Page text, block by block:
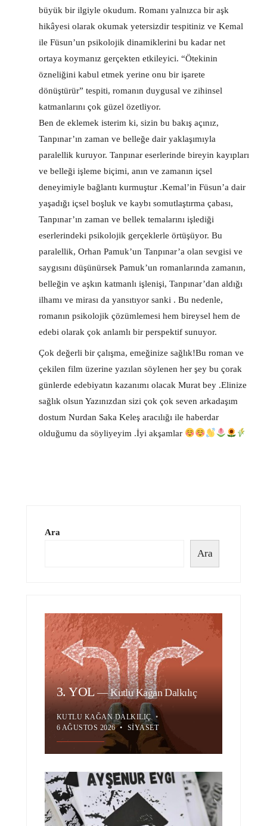
büyük bir ilgiyle okudum. Romanı yalnızca bir aşk
hikâyesi olarak okumak yetersizdir tespitiniz ve Kemal
ile Füsun’un psikolojik dinamiklerini bu kadar net
ortaya koymanız gerçekten etkileyici. “Ötekinin
özneliğini kabul etmek yerine onu bir işarete
dönüştürür” tespiti, romanın duygusal ve zihinsel
katmanlarını çok güzel özetliyor.
Ben de eklemek isterim ki, sizin bu bakış açınız,
Tanpınar’ın zaman ve belleğe dair yaklaşımıyla
paralellik kuruyor. Tanpınar eserlerinde bireyin kayıpları
ve belleği işleme biçimi, anın ve zamanın içsel
deneyimiyle bağlantı kurmuştur .Kemal’in Füsun’a dair
yaşadığı içsel boşluk ve kaybı somutlaştırma çabası,
Tanpınar’ın zaman ve bellek temalarını işlediği
eserlerindeki psikolojik gerçeklerle örtüşüyor. Bu
paralellik, Orhan Pamuk’un Tanpınar’a olan sevgisi ve
saygısını düşünürsek Pamuk’un romanlarında zamanın,
belleğin ve aşkın katmanlı işlenişi, Tanpınar’dan aldığı
ilhamı ve mirası da yansıtıyor sanki . Bu nedenle,
romanın psikolojik çözümlemesi hem bireysel hem de
edebi olarak çok anlamlı bir perspektif sunuyor.
Çok değerli bir çalışma, emeğinize sağlık!Bu roman ve
çekilen film üzerine yazılan söylenen her şey bu çorak
günlerde edebiyatın kazanımı olacak Murat bey .Elinize
sağlık olsun Yazınızdan sizi çok çok seven arkadaşım
dostum Nurdan Saka Keleş aracılığı ile haberdar
olduğumu da söyliyeyim .İyi akşamlar
Ara
Ara
3. YOL—Kutlu Kağan Dalkılıç
KUTLU KAĞAN DALKILIÇ •
6 AĞUSTOS 2026 • SIYASET